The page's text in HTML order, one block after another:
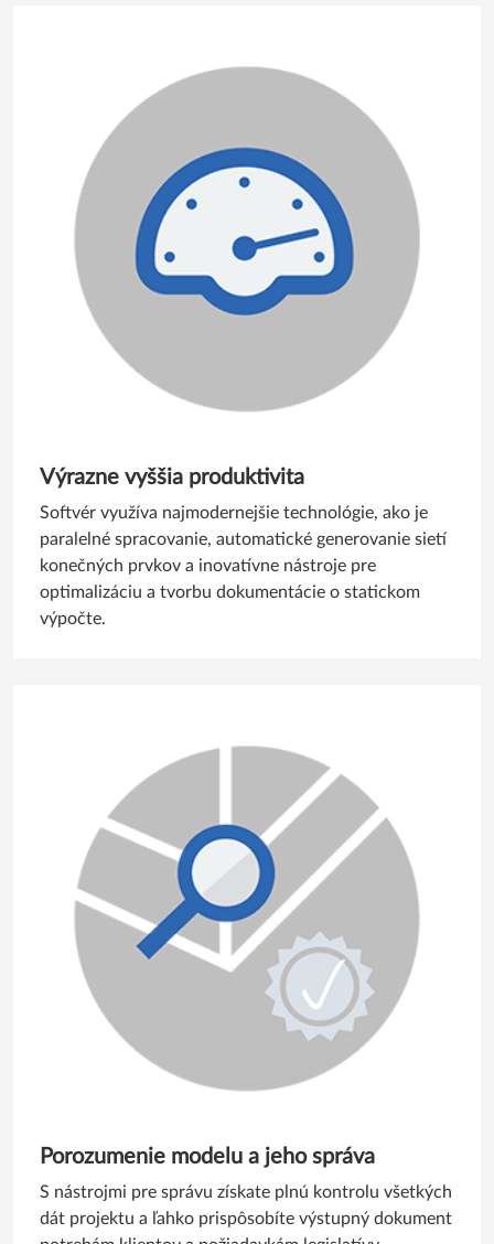
Výrazne vyššia produktivita
Softvér využíva najmodernejšie technológie, ako je
paralelné spracovanie, automatické generovanie sietí
konečných prvkov a inovatívne nástroje pre
optimalizáciu a tvorbu dokumentácie o statickom
výpočte.
Porozumenie modelu a jeho správa
S nástrojmi pre správu získate plnú kontrolu všetkých
dát projektu a ľahko prispôsobíte výstupný dokument